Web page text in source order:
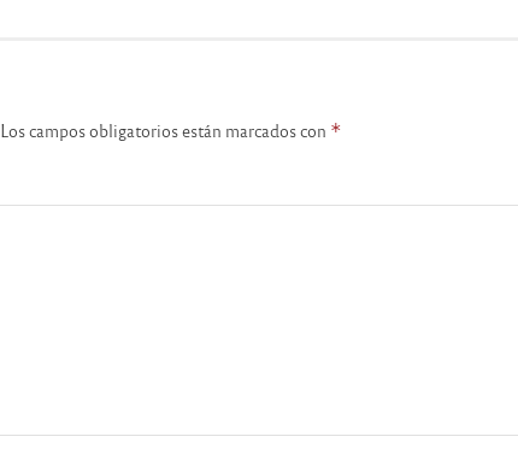
Los campos obligatorios están marcados con *